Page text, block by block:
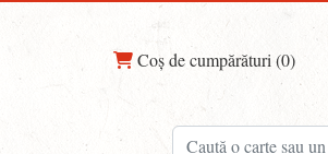
Coș de cumpărături (0)